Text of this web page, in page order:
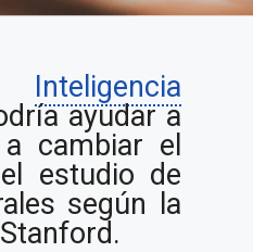
Inteligencia
ayudar a
cambiar el
estudio de
según la